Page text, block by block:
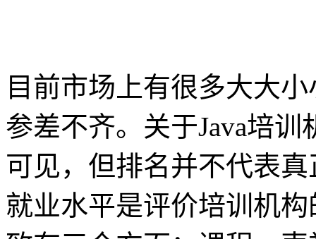
目前市场上有很多大大
参差不齐。关于Java培
可见，但排名并不代表
就业水平是评价培训机